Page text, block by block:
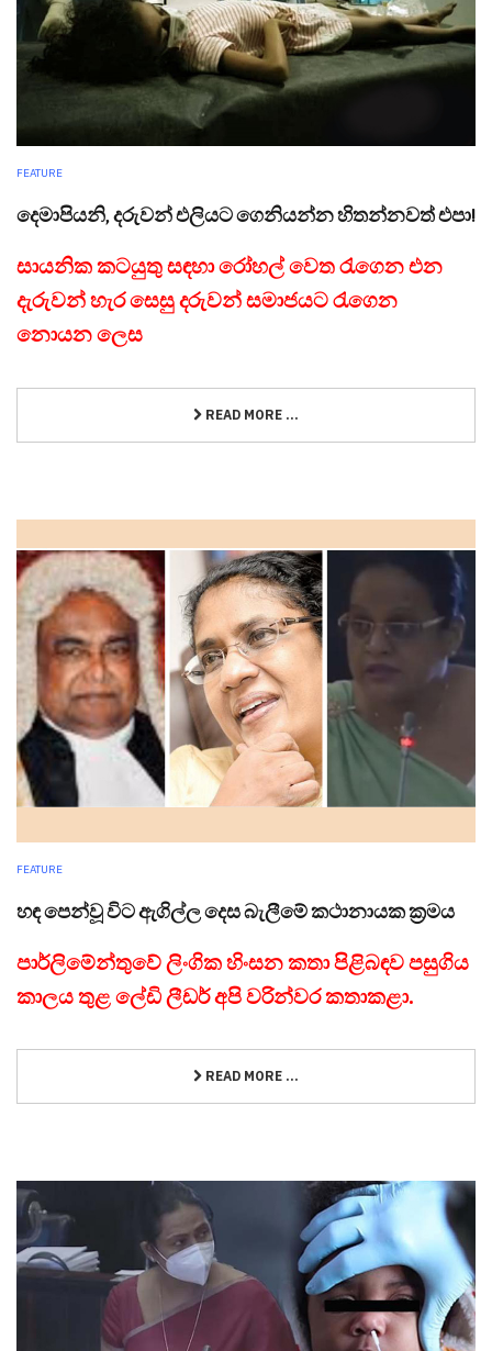
FEATURE
දෙමාපියනි, දරුවන් එලියට ගෙනියන්න හිතන්නවත් එපා!
සායනික කටයුතු සඳහා රෝහල් වෙත රැගෙන එන
දැරුවන් හැර සෙසු දරුවන් සමාජයට රැගෙන
නොයන ලෙස
READ MORE ...
FEATURE
හඳ පෙන්වූ විට ඇගිල්ල දෙස බැලීමේ කථානායක ක්‍රමය
පාර්ලිමේන්තුවේ ලිංගික හිංසන කතා පිළිබඳව පසුගිය
කාලය තුළ ලේඩි ලීඩර් අපි වරින්වර කතාකළා.
READ MORE ...